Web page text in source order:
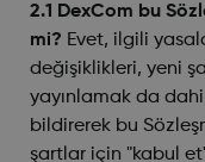
2.1 DexCom bu
mi? Evet, ilgili
değişiklikleri, yeni
yayınlamak da
bildirerek bu
şartlar için "kabul